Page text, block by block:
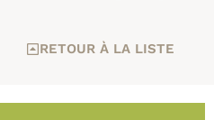
RETOUR À LA LISTE